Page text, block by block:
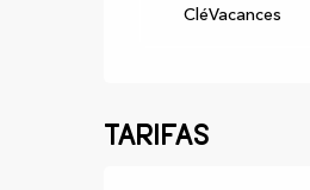
CléVacances
Tarifas